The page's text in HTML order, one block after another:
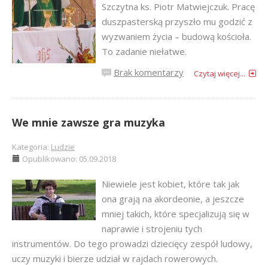
Szczytna ks. Piotr Matwiejczuk. Pracę
duszpasterską przyszło mu godzić z
wyzwaniem życia – budową kościoła.
To zadanie niełatwe.
Brak komentarzy
Czytaj więcej...
We mnie zawsze gra muzyka
Kategoria: Ludzie
Opublikowano: 05.09.2018
Niewiele jest kobiet, które tak jak
ona grają na akordeonie, a jeszcze
mniej takich, które specjalizują się w
naprawie i strojeniu tych
instrumentów. Do tego prowadzi dziecięcy zespół ludowy,
uczy muzyki i bierze udział w rajdach rowerowych.